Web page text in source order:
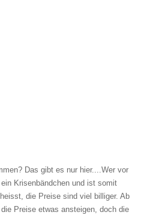
Das gibt es nur hier....Wer vor
Krisenbändchen und ist somit
die Preise sind viel billiger. Ab
Preise etwas ansteigen, doch die